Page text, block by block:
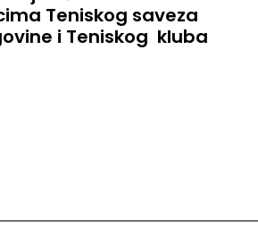
Teniskog saveza
i Teniskog kluba